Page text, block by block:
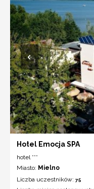
Hotel Emocja SPA
hotel ***
Miasto: Mielno
Liczba uczestników: 75